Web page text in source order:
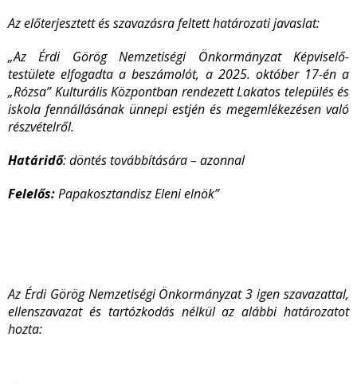
Az előterjesztett és szavazásra feltett határozati javaslat:
„Az Érdi Görög Nemzetiségi Önkormányzat Képviselő-
testülete elfogadta a beszámolót, a 2025. október 17-én a
„Rózsa” Kulturális Központban rendezett Lakatos település és
iskola fennállásának ünnepi estjén és megemlékezésen való
részvételről.
Határidő: döntés továbbítására – azonnal
Felelős:Papakosztandisz Eleni elnök”
Az Érdi Görög Nemzetiségi Önkormányzat 3 igen szavazattal,
ellenszavazat és tartózkodás nélkül az alábbi határozatot
hozta: